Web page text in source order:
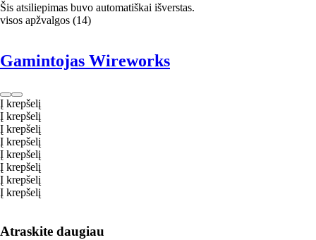
Šis atsiliepimas buvo automatiškai išverstas.
visos apžvalgos (14)
Gamintojas Wireworks
Į krepšelį
Į krepšelį
Į krepšelį
Į krepšelį
Į krepšelį
Į krepšelį
Į krepšelį
Į krepšelį
Atraskite daugiau